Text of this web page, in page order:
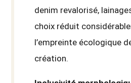
denim revalorisé,
choix réduit
l’empreinte écologique
création.